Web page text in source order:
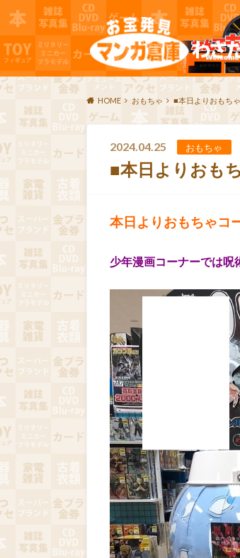
HOME おもちゃ ■本日よりおもち
2024.04.25 おもちゃ
■本日よりおも
本日よりおもちゃコ
少年漫画コーナーでは呪